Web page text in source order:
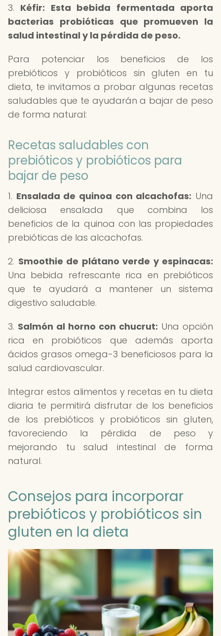
3. Kéfir: Esta bebida fermentada aporta
bacterias probióticas que promueven la
salud intestinal y la pérdida de peso.
Para potenciar los beneficios de los
prebióticos y probióticos sin gluten en tu
dieta, te invitamos a probar algunas recetas
saludables que te ayudarán a bajar de peso
de forma natural:
Recetas saludables con
prebióticos y probióticos para
bajar de peso
1. Ensalada de quinoa con alcachofas: Una
deliciosa ensalada que combina los
beneficios de la quinoa con las propiedades
prebióticas de las alcachofas.
2. Smoothie de plátano verde y espinacas:
Una bebida refrescante rica en prebióticos
que te ayudará a mantener un sistema
digestivo saludable.
3. Salmón al horno con chucrut: Una opción
rica en probióticos que además aporta
ácidos grasos omega-3 beneficiosos para la
salud cardiovascular.
Integrar estos alimentos y recetas en tu dieta
diaria te permitirá disfrutar de los beneficios
de los prebióticos y probióticos sin gluten,
favoreciendo la pérdida de peso y
mejorando tu salud intestinal de forma
natural.
Consejos para incorporar
prebióticos y probióticos sin
gluten en la dieta